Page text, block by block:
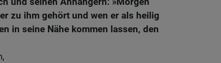
zu ihm gehört und wen er als heilig
in seine Nähe kommen lassen, den